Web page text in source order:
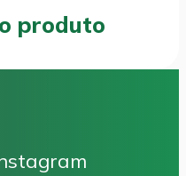
produto